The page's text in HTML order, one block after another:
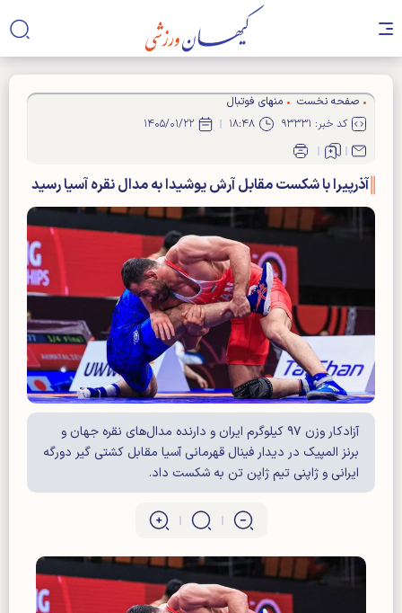
صفحه نخست
منهای فوتبال
کد خبر: ۹۳۳۳۱
۱۸:۴۸ ۱۴۰۵/۰۱/۲۲
آذرپیرا با شکست مقابل آرش یوشیدا به مدال نقره آسیا رسید
آزادکار وزن ۹۷ کیلوگرم ایران و دارنده مدال‌های نقره جهان و
برنز المپیک در دیدار فینال قهرمانی آسیا مقابل کشتی گیر دورگه
ایرانی و ژاپنی تیم ژاپن تن به شکست داد.